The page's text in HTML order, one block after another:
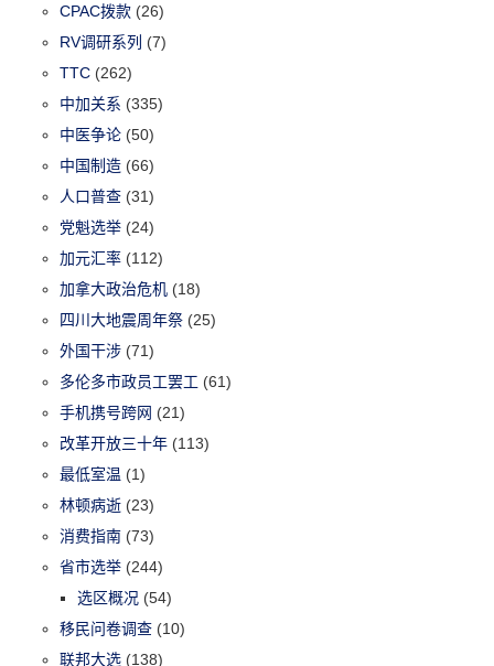
CPAC拨款 (26)
RV调研系列 (7)
TTC (262)
中加关系 (335)
中医争论 (50)
中国制造 (66)
人口普查 (31)
党魁选举 (24)
加元汇率 (112)
加拿大政治危机 (18)
四川大地震周年祭 (25)
外国干涉 (71)
多伦多市政员工罢工 (61)
手机携号跨网 (21)
改革开放三十年 (113)
最低室温 (1)
林顿病逝 (23)
消费指南 (73)
省市选举 (244)
选区概况 (54)
移民问卷调查 (10)
联邦大选 (138)